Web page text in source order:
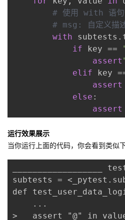
# 使用 with 语句
# msg: 自定义描
with
if key ==
assert
elif key
assert
else :
assert
运行效果展示
当你运行上面的代码，你会看到类似
__________________
subtests =
def
...
>   assert "@" in